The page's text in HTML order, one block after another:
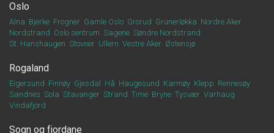
Oslo
Alna Bjerke Frogner Gamle Oslo Grorud Grünerløkka Nordre Aker
Nordstrand Oslo sentrum Sagene Søndre Nordstrand
St. Hanshaugen Stovner Ullern Vestre Aker Østensjø
Rogaland
Eigersund Finnøy Gjesdal Hå Haugesund Karmøy Klepp Rennesøy
Sandnes Sola Stavanger Strand Time Bryne Tysvær Varhaug
Vindafjord
Sogn og fjordane